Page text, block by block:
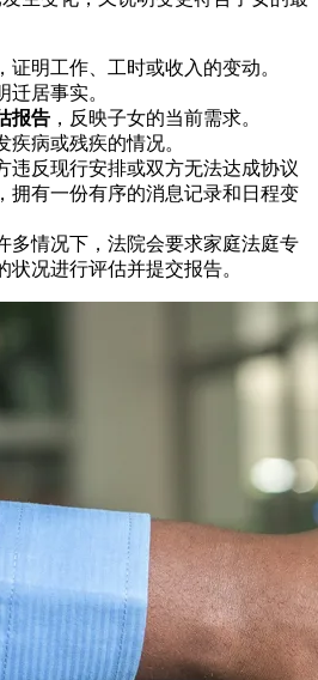
，证明工作、工时或收入的变动。
迁居事实。
报告 ，反映子女的当前需求。
疾病或残疾的情况。
违反现行安排或双方无法达成协议
拥有一份有序的消息记录和日程变
多情况下，法院会要求家庭法庭专
状况进行评估并提交报告。